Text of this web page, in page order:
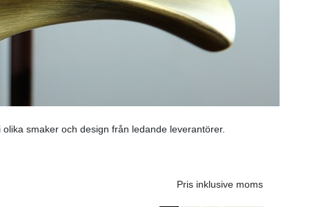
smaker och design från ledande leverantörer.
Pris inklusive moms